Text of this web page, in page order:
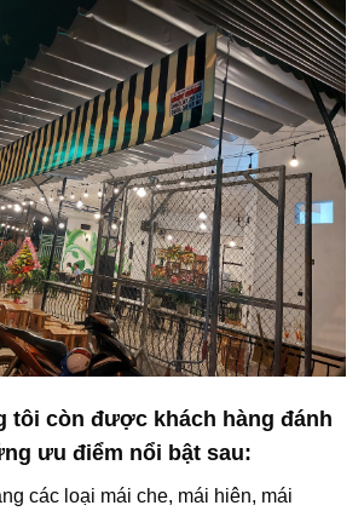
tôi còn được khách hàng đánh
ưu điểm nổi bật sau:
các loại mái che, mái hiên, mái